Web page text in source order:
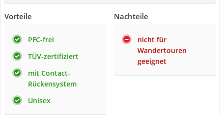
Vorteile
PFC-frei
TÜV-zertifiziert
mit Contact-
Rückensystem
Unisex
Nachteile
nicht für
Wandertouren
geeignet